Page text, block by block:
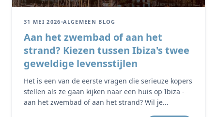
31 MEI 2026 ALGEMEEN BLOG
Aan het zwembad of aan het
strand? Kiezen tussen Ibiza's twee
geweldige levensstijlen
Het is een van de eerste vragen die serieuze kopers
stellen als ze gaan kijken naar een huis op Ibiza -
aan het zwembad of aan het strand? Wil je...